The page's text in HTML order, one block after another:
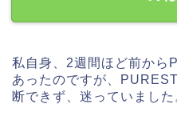
私自身、2週間ほど前から
あったのですが、
断できず、迷っていました